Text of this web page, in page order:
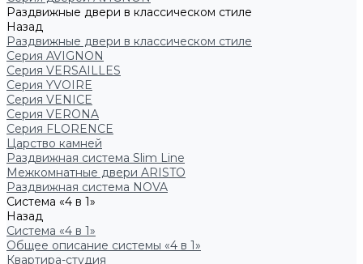
Раздвижные двери в классическом стиле
Назад
Раздвижные двери в классическом стиле
Серия AVIGNON
Серия VERSAILLES
Серия YVOIRE
Серия VENICE
Серия VERONA
Серия FLORENCE
Царство камней
Раздвижная система Slim Line
Межкомнатные двери ARISTO
Раздвижная система NOVA
Система «4 в 1»
Назад
Система «4 в 1»
Общее описание системы «4 в 1»
Квартира-студия